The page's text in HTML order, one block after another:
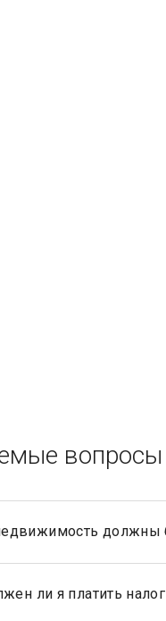
вопросы
должны
и пр.).ли я платить налог